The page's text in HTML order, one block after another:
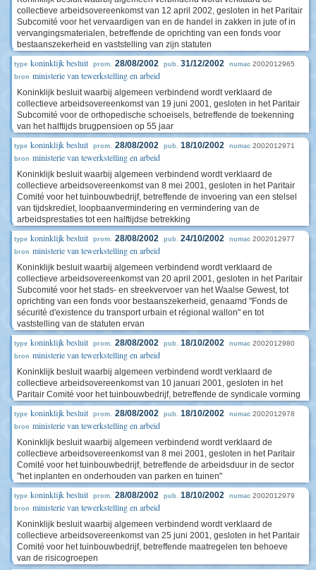
collectieve arbeidsovereenkomst van 12 april 2002, gesloten in het Paritair
Subcomité voor het vervaardigen van en de handel in zakken in jute of in
vervangingsmaterialen, betreffende de oprichting van een fonds voor
bestaanszekerheid en vaststelling van zijn statuten
type koninklijk besluit prom. 28/08/2002 pub. 31/12/2002 numac 2002012965
bron ministerie van tewerkstelling en arbeid
Koninklijk besluit waarbij algemeen verbindend wordt verklaard de
collectieve arbeidsovereenkomst van 19 juni 2001, gesloten in het Paritair
Subcomité voor de orthopedische schoeisels, betreffende de toekenning
van het halftijds brugpensioen op 55 jaar
type koninklijk besluit prom. 28/08/2002 pub. 18/10/2002 numac 2002012971
bron ministerie van tewerkstelling en arbeid
Koninklijk besluit waarbij algemeen verbindend wordt verklaard de
collectieve arbeidsovereenkomst van 8 mei 2001, gesloten in het Paritair
Comité voor het tuinbouwbedrijf, betreffende de invoering van een stelsel
van tijdskrediet, loopbaanvermindering en vermindering van de
arbeidsprestaties tot een halftijdse betrekking
type koninklijk besluit prom. 28/08/2002 pub. 24/10/2002 numac 2002012977
bron ministerie van tewerkstelling en arbeid
Koninklijk besluit waarbij algemeen verbindend wordt verklaard de
collectieve arbeidsovereenkomst van 20 april 2001, gesloten in het Paritair
Subcomité voor het stads- en streekvervoer van het Waalse Gewest, tot
oprichting van een fonds voor bestaanszekerheid, genaamd "Fonds de
sécurité d'existence du transport urbain et régional wallon" en tot
vaststelling van de statuten ervan
type koninklijk besluit prom. 28/08/2002 pub. 18/10/2002 numac 2002012980
bron ministerie van tewerkstelling en arbeid
Koninklijk besluit waarbij algemeen verbindend wordt verklaard de
collectieve arbeidsovereenkomst van 10 januari 2001, gesloten in het
Paritair Comité voor het tuinbouwbedrijf, betreffende de syndicale vorming
type koninklijk besluit prom. 28/08/2002 pub. 18/10/2002 numac 2002012978
bron ministerie van tewerkstelling en arbeid
Koninklijk besluit waarbij algemeen verbindend wordt verklaard de
collectieve arbeidsovereenkomst van 8 mei 2001, gesloten in het Paritair
Comité voor het tuinbouwbedrijf, betreffende de arbeidsduur in de sector
"het inplanten en onderhouden van parken en tuinen"
type koninklijk besluit prom. 28/08/2002 pub. 18/10/2002 numac 2002012979
bron ministerie van tewerkstelling en arbeid
Koninklijk besluit waarbij algemeen verbindend wordt verklaard de
collectieve arbeidsovereenkomst van 25 juni 2001, gesloten in het Paritair
Comité voor het tuinbouwbedrijf, betreffende maatregelen ten behoeve
van de risicogroepen